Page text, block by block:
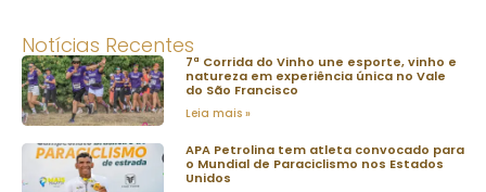
Notícias Recentes
7ª Corrida do Vinho une esporte, vinho e
natureza em experiência única no Vale
do São Francisco
Leia mais »
APA Petrolina tem atleta convocado para
o Mundial de Paraciclismo nos Estados
Unidos